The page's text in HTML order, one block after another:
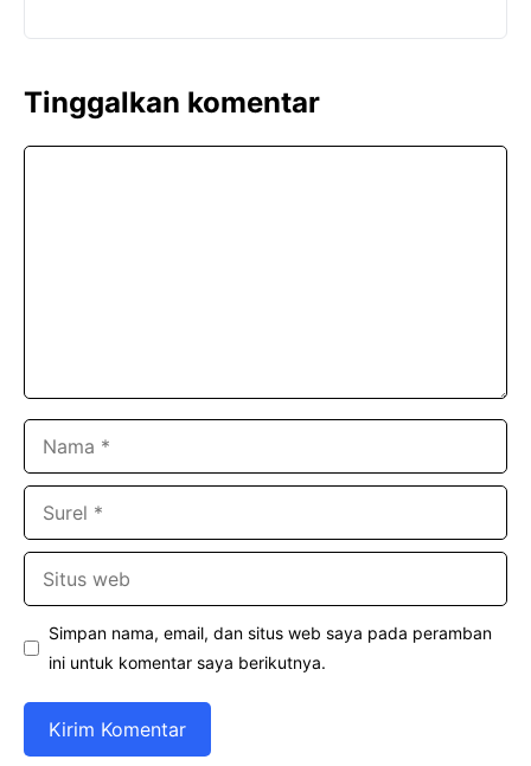
Tinggalkan komentar
web
Simpan nama, email, dan situs web saya pada peramban
ini untuk komentar saya berikutnya.